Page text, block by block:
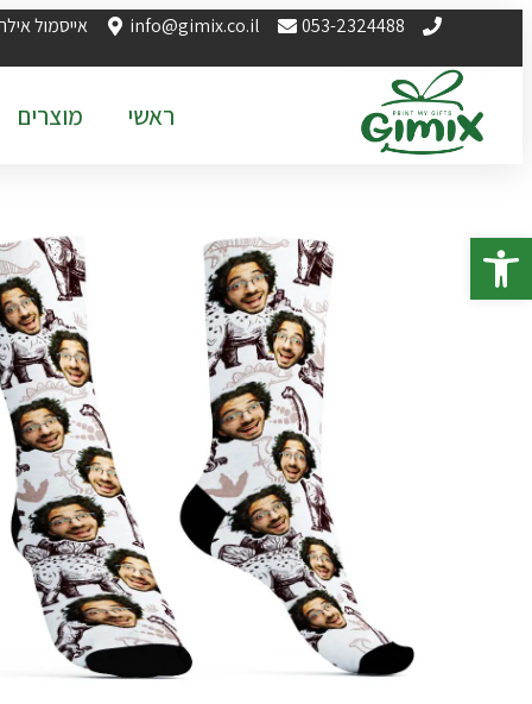
פתח סרגל נגישות
053-2324488
info@gimix.co.il אייסמול
ראשי מוצרים